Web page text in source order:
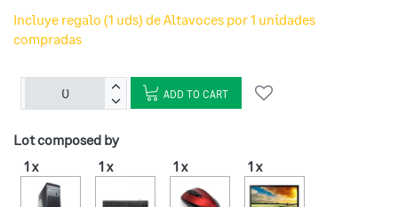
Incluye regalo (1 uds) de Altavoces por 1 unidades
compradas
ADD TO CART
Lot composed by
1 x
1 x 1 x 1 x